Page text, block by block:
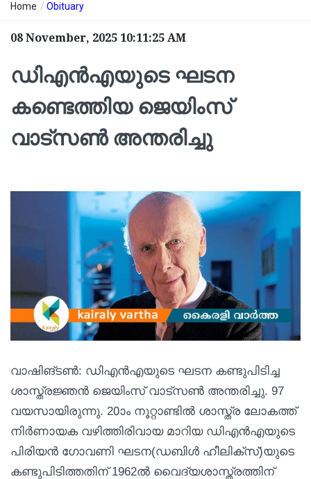
Home / Obituary
08 November, 2025 10:11:25 AM
ഡിഎന്‍എയുടെ ഘടന
കണ്ടെത്തിയ ജെയിംസ്
വാട്‌സണ്‍ അന്തരിച്ചു
വാഷിങ്ടണ്‍: ഡിഎന്‍എയുടെ ഘടന കണ്ടുപിടിച്ച
ശാസ്ത്രജ്ഞന്‍ ജെയിംസ് വാട്‌സണ്‍ അന്തരിച്ചു. 97
വയസായിരുന്നു. 20ാം നൂറ്റാണ്ടില്‍ ശാസ്ത്ര ലോകത്ത്
നിര്‍ണായക വഴിത്തിരിവായ മാറിയ ഡിഎന്‍എയുടെ
പിരിയന്‍ ഗോവണി ഘടന(ഡബിള്‍ ഹീലിക്‌സ്)യുടെ
കണ്ടുപിടിത്തതിന് 1962ല്‍ വൈദ്യശാസ്ത്രത്തിന്